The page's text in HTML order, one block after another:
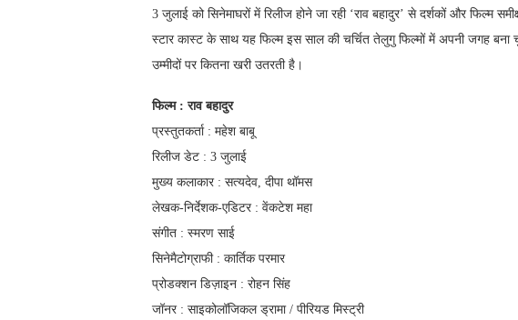
3 जुलाई को सिनेमाघरों में रिलीज होने जा रही ‘राव बहादुर’ से दर्शकों और फिल्म
स्टार कास्ट के साथ यह फिल्म इस साल की चर्चित तेलुगु फिल्मों में अपनी जगह बना
उम्मीदों पर कितना खरी उतरती है।
फिल्म : राव बहादुर
प्रस्तुतकर्ता : महेश बाबू
रिलीज डेट : 3 जुलाई
मुख्य कलाकार : सत्यदेव, दीपा थॉमस
लेखक-निर्देशक-एडिटर : वेंकटेश महा
संगीत : स्मरण साई
सिनेमैटोग्राफी : कार्तिक परमार
प्रोडक्शन डिज़ाइन : रोहन सिंह
जॉनर : साइकोलॉजिकल ड्रामा / पीरियड मिस्ट्री